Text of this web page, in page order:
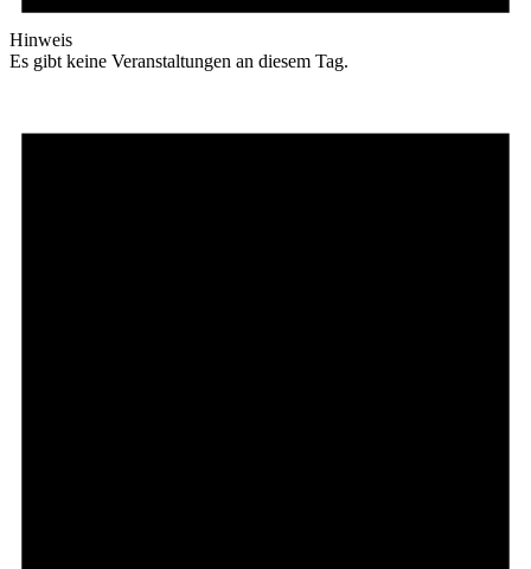
Hinweis
Es gibt keine Veranstaltungen an diesem Tag.